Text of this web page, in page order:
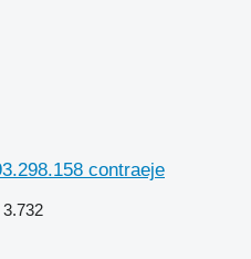
contraeje